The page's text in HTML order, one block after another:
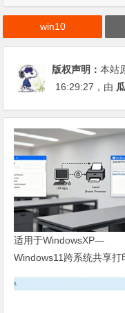
win10
版权声明：本站
16:29:27 ，由
适用于WindowsXP—
Windows11跨系统共享打